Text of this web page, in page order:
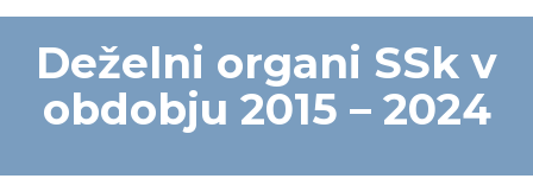
Deželni organi SSk v
obdobju 2015 – 2024